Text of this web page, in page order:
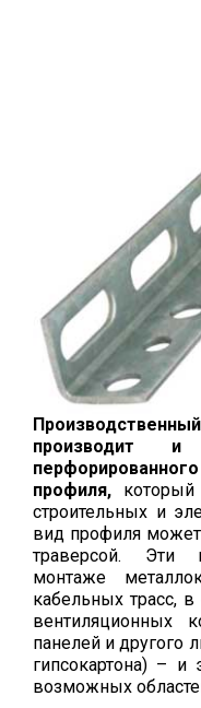
производит и
профиля,
строительных и
вид профиля
траверсой. Эти
монтаже
кабельных трасс,
вентиляционных
панелей и другого
гипсокартона) –
возможных